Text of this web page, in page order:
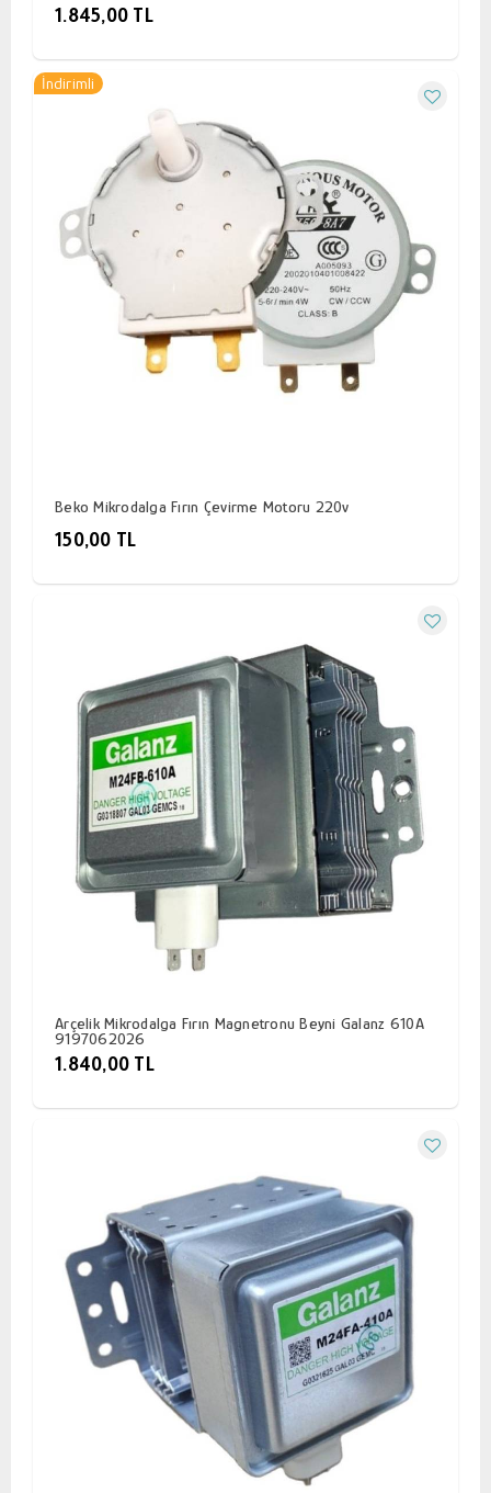
1.845,00 TL
Beko Mikrodalga Fırın Çevirme Motoru 220v
150,00 TL
İndirimli
Arçelik Mikrodalga Fırın Magnetronu Beyni Galanz 610A
9197062026
1.840,00 TL